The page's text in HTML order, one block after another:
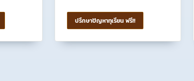
ปรึกษาปัญหาทุเรียน ฟรี!!